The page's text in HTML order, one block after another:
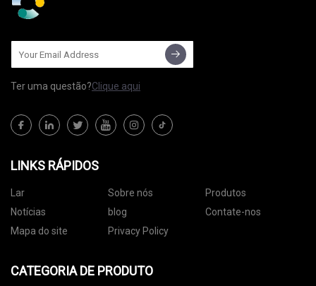
Ter uma questão?Clique aqui
LINKS RÁPIDOS
Lar Sobre nós
Produtos
Notícias
blog
Contate-nos
Mapa do site
Privacy Policy
CATEGORIA DE PRODUTO